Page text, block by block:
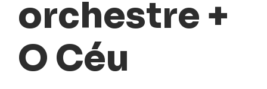
orchestre +
O Céu